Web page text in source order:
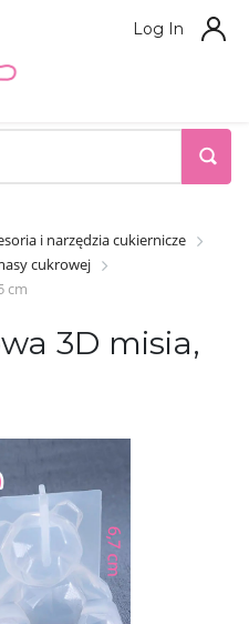
Log In
i narzędzia cukiernicze
cukrowej
cm
3D misia,